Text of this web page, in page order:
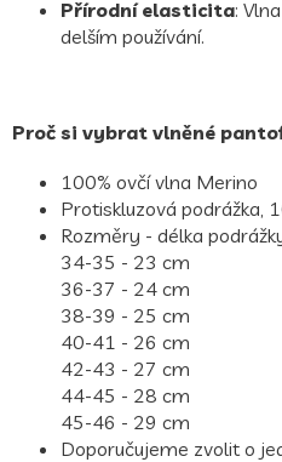
Přírodní elasticita:
delším používání.
Proč si vybrat vlněné
100% ovčí vlna Merino
Protiskluzová podrážka,
Rozměry - délka
34-35 - 23 cm
36-37 - 24 cm
38-39 - 25 cm
40-41 - 26 cm
42-43 - 27 cm
44-45 - 28 cm
45-46 - 29 cm
Doporučujeme zvolit o